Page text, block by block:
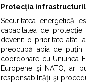
Protecția
Securitatea energetică
capacitatea de
devenit o prioritate atât
preocupă abia de puţin
coordonare cu Uniunea
Europene şi NATO, ar
responsabilităţi şi